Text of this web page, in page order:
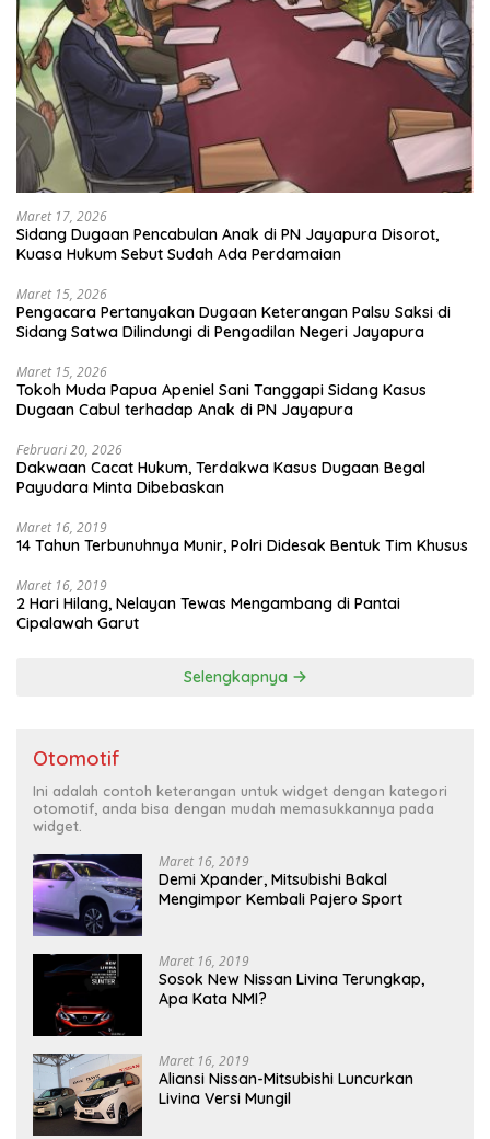
Maret 17, 2026
Sidang Dugaan Pencabulan Anak di PN Jayapura Disorot,
Kuasa Hukum Sebut Sudah Ada Perdamaian
Maret 15, 2026
Pengacara Pertanyakan Dugaan Keterangan Palsu Saksi di
Sidang Satwa Dilindungi di Pengadilan Negeri Jayapura
Maret 15, 2026
Tokoh Muda Papua Apeniel Sani Tanggapi Sidang Kasus
Dugaan Cabul terhadap Anak di PN Jayapura
Februari 20, 2026
Dakwaan Cacat Hukum, Terdakwa Kasus Dugaan Begal
Payudara Minta Dibebaskan
Maret 16, 2019
14 Tahun Terbunuhnya Munir, Polri Didesak Bentuk Tim Khusus
Maret 16, 2019
2 Hari Hilang, Nelayan Tewas Mengambang di Pantai
Cipalawah Garut
Selengkapnya
Otomotif
Ini adalah contoh keterangan untuk widget dengan kategori
otomotif, anda bisa dengan mudah memasukkannya pada
widget.
Maret 16, 2019
Demi Xpander, Mitsubishi Bakal
Mengimpor Kembali Pajero Sport
Maret 16, 2019
Sosok New Nissan Livina Terungkap,
Apa Kata NMI?
Maret 16, 2019
Aliansi Nissan-Mitsubishi Luncurkan
Livina Versi Mungil